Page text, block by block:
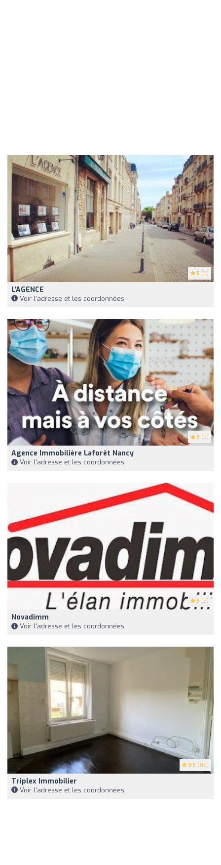
5 (5)
L'AGENCE
Voir l'adresse et les coordonnées
5 (5)
Agence Immobilière Laforêt Nancy
Voir l'adresse et les coordonnées
5 (5)
Novadimm
Voir l'adresse et les coordonnées
3.5 (118)
Triplex Immobilier
Voir l'adresse et les coordonnées